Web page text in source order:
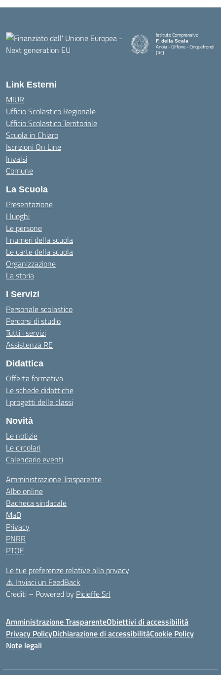
Istituto Comprensivo
F. della Scala
Anoia - Giffone - Cinquefrondi
(RC)
Link Esterni
MIUR
Ufficio Scolastico Regionale
Ufficio Scolastico Territoriale
Scuola in Chiaro
Iscrizioni On Line
Invalsi
Comune
La Scuola
Presentazione
I luoghi
Le persone
I numeri della scuola
Le carte della scuola
Organizzazione
La storia
I Servizi
Personale scolastico
Percorsi di studio
Tutti i servizi
Assistenza RE
Didattica
Offerta formativa
Le schede didattiche
I progetti delle classi
Novità
Le notizie
Le circolari
Calendario eventi
Amministrazione Trasparente
Albo online
Bacheca sindacale
MaD
Privacy
PNRR
PTOF
Le tue preferenze relative alla privacy
⚠️ Inviaci un FeedBack
Crediti – Powered by Picieffe Srl
Amministrazione TrasparenteObiettivi di accessibilità
Privacy PolicyDichiarazione di accessibilitàCookie Policy
Note legali